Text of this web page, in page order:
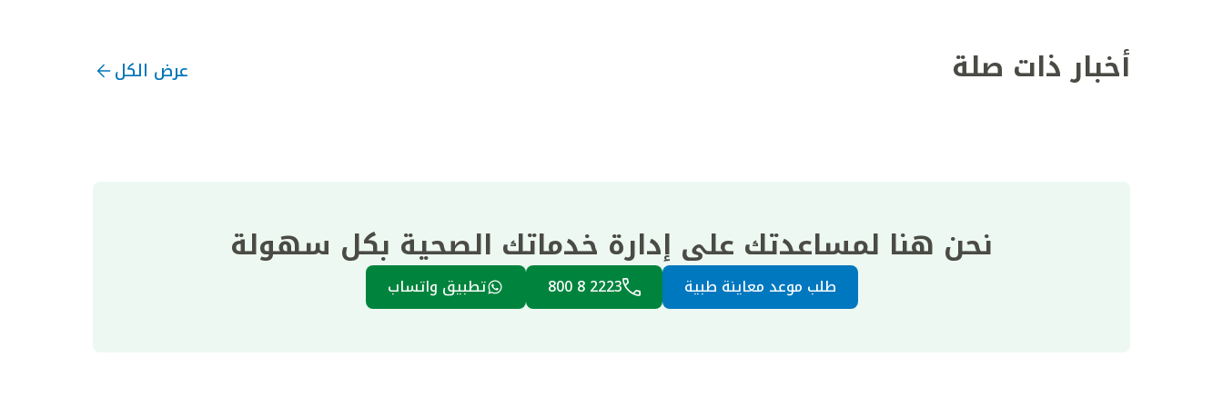
أخبار ذات صلة عرض الكل
نحن هنا لمساعدتك على إدارة خدماتك الصحية بكل سهولة
طلب موعد معاينة طبية 2223 8 800 تطبيق واتساب